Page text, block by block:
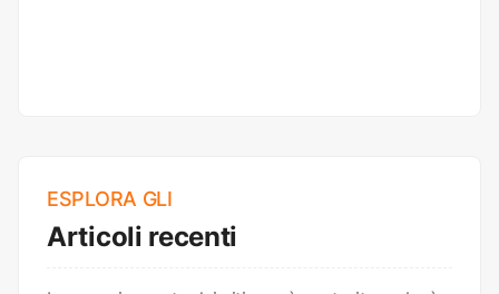
ESPLORA GLI
Articoli recenti